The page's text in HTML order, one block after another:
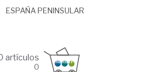
ESPAÑA PENINSULAR
artículos
0